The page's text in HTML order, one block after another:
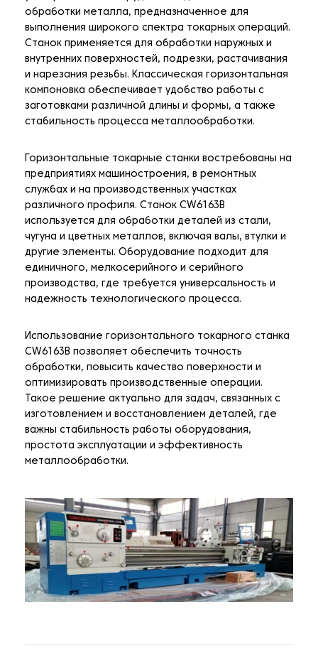
обработки металла, предназначенное для
выполнения широкого спектра токарных операций.
Станок применяется для обработки наружных и
внутренних поверхностей, подрезки, растачивания
и нарезания резьбы. Классическая горизонтальная
компоновка обеспечивает удобство работы с
заготовками различной длины и формы, а также
стабильность процесса металлообработки.
Горизонтальные токарные станки востребованы на
предприятиях машиностроения, в ремонтных
службах и на производственных участках
различного профиля. Станок CW6163B
используется для обработки деталей из стали,
чугуна и цветных металлов, включая валы, втулки и
другие элементы. Оборудование подходит для
единичного, мелкосерийного и серийного
производства, где требуется универсальность и
надежность технологического процесса.
Использование горизонтального токарного станка
CW6163B позволяет обеспечить точность
обработки, повысить качество поверхности и
оптимизировать производственные операции.
Такое решение актуально для задач, связанных с
изготовлением и восстановлением деталей, где
важны стабильность работы оборудования,
простота эксплуатации и эффективность
металлообработки.